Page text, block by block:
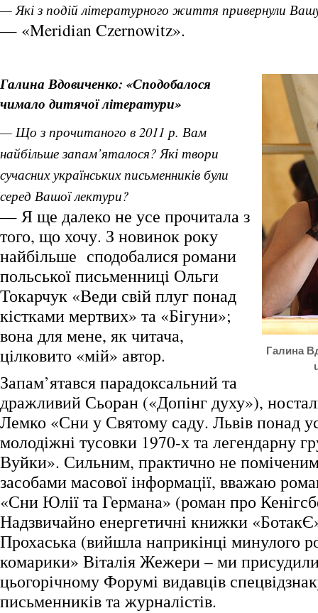
— Які з подій літературного життя привернули
— «Meridian Czernowitz».
Галина
Галина Вдовиченко: «Сподобалося
чимало дитячої літератури»
— Що з прочитаного в 2011 р. Вам
найбільше запам’яталося? Які твори
сучасних українських письменників були
серед Вашої лектури?
— Я ще далеко не усе прочитала з
того, що хочу. З новинок року
найбільше сподобалися романи
польської письменниці Ольги
Токарчук «Веди свій плуг понад
кістками мертвих» та «Бігуни»;
вона для мене, як читача,
цілковито «мій» автор.
Запам’ятався парадоксальний та
дражливий Сьоран («Допінг духу»),
Лемко «Сни у Святому саду. Львів
молодіжні тусовки 1970-х та легендарну
Вуйки». Сильним, практично не
засобами масової інформації, вважаю
«Сни Юлії та Германа» (роман про
Надзвичайно енергетичні книжки
Прохаська (вийшла наприкінці минулого
комарики» Віталія Жежери – ми присудили
цьогорічному Форумі видавців
письменників та журналістів.